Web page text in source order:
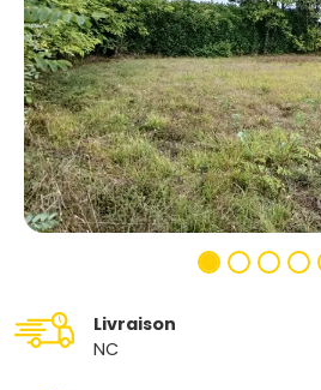
Livraison
NC